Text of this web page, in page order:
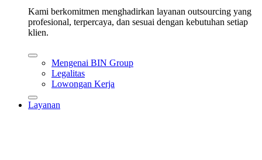
Kami berkomitmen menghadirkan layanan outsourcing yang
profesional, terpercaya, dan sesuai dengan kebutuhan setiap
klien.
Mengenai BIN Group
Legalitas
Lowongan Kerja
Layanan